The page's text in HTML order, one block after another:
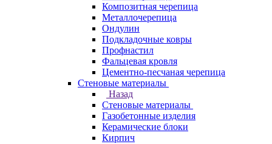
Композитная черепица
Металлочерепица
Ондулин
Подкладочные ковры
Профнастил
Фальцевая кровля
Цементно-песчаная черепица
Стеновые материалы
Назад
Стеновые материалы
Газобетонные изделия
Керамические блоки
Кирпич